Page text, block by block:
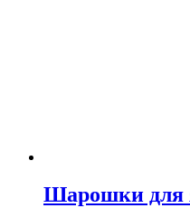
Шарошки для